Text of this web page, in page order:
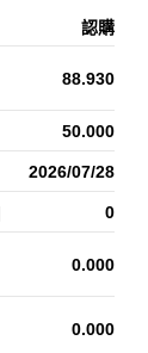
認購
88.930
50.000
2026/07/28
0
0.000
0.000